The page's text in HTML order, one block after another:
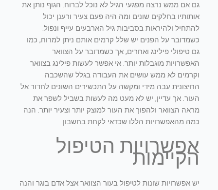
גם אם ממש נרצה מפגעי הגיל לא נוכל לברוח. הגוף נותן את
אותותיו בחלקים שונים ומה היה פעם צעיר ורענן יכול
להתחיל ולהיראות בסביבות גיל הארבעים עייף ונפול.
כשמדובר על הפנים יש שלל קרמים אותם ניתן למרוח, כמו
גם טיפולי פילינג ואחרים, אך כשמדובר על הצוואר
האפשרויות מוגבלות יותר. אי אפשר לעשות פילינג בצוואר
וקרמים לא ממש עושים את העבודה בגלל שהשכבה
החיצונית עבה מידי ומקשה על התכשירים השונים לחדור אל
העור. אך עדיין, יש לא מעט מה לעשות בשביל לשפר את
מראה הצוואר ולהפוך את העור למוצק יותר וצעיר יותר. הנה
כמה מהאפשרויות הללו שכדאי לקחת בחשבון
אפשרויות הטיפול
הקיימות
יש אפשרויות שונות לטיפול בעור הצוואר אצל אדם בוגר והנה